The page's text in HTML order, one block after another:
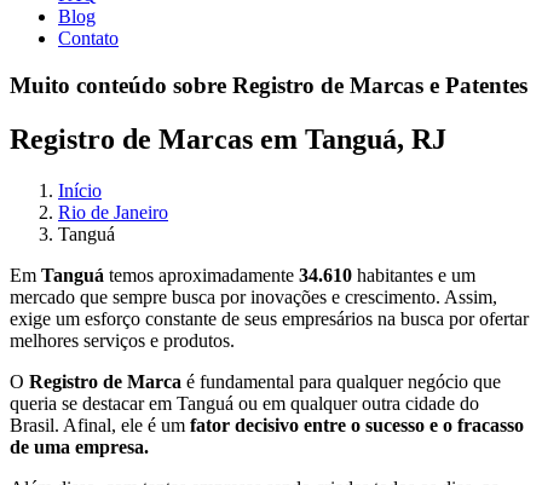
Blog
Contato
Muito conteúdo sobre Registro de Marcas e Patentes
Registro de Marcas em Tanguá, RJ
Início
Rio de Janeiro
Tanguá
Em Tanguá temos aproximadamente 34.610 habitantes e um
mercado que sempre busca por inovações e crescimento. Assim,
exige um esforço constante de seus empresários na busca por ofertar
melhores serviços e produtos.
O Registro de Marca é fundamental para qualquer negócio que
queria se destacar em Tanguá ou em qualquer outra cidade do
Brasil. Afinal, ele é um fator decisivo entre o sucesso e o fracasso
de uma empresa.